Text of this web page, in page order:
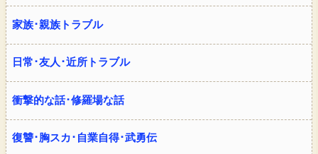
家族･親族トラブル
日常･友人･近所トラブル
衝撃的な話･修羅場な話
復讐･胸スカ･自業自得･武勇伝